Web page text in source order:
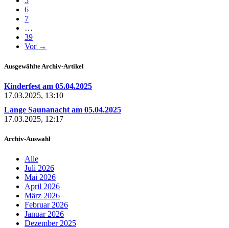
6
7
…
39
Vor →
Ausgewählte Archiv-Artikel
Kinderfest am 05.04.2025
17.03.2025, 13:10
Lange Saunanacht am 05.04.2025
17.03.2025, 12:17
Archiv-Auswahl
Alle
Juli 2026
Mai 2026
April 2026
März 2026
Februar 2026
Januar 2026
Dezember 2025